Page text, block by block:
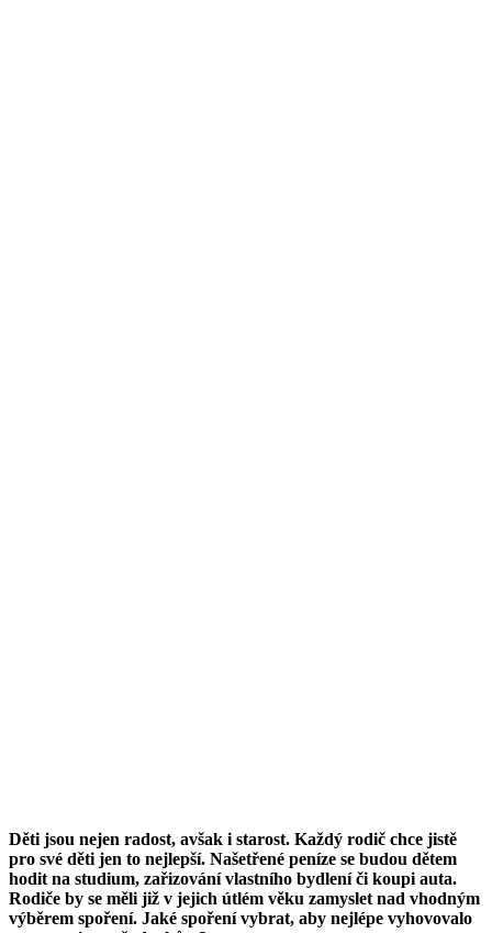
Děti jsou nejen radost, avšak i starost. Každý rodič chce jistě
pro své děti jen to nejlepší. Našetřené peníze se budou dětem
hodit na studium, zařizování vlastního bydlení či koupi auta.
Rodiče by se měli již v jejich útlém věku zamyslet nad vhodným
výběrem spoření. Jaké spoření vybrat, aby nejlépe vyhovovalo